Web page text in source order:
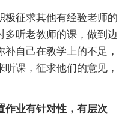
征求其他有经验老师的
多听老教师的课，做到边
自己在教学上的不足，
课，征求他们的意见，
业有针对性，有层次